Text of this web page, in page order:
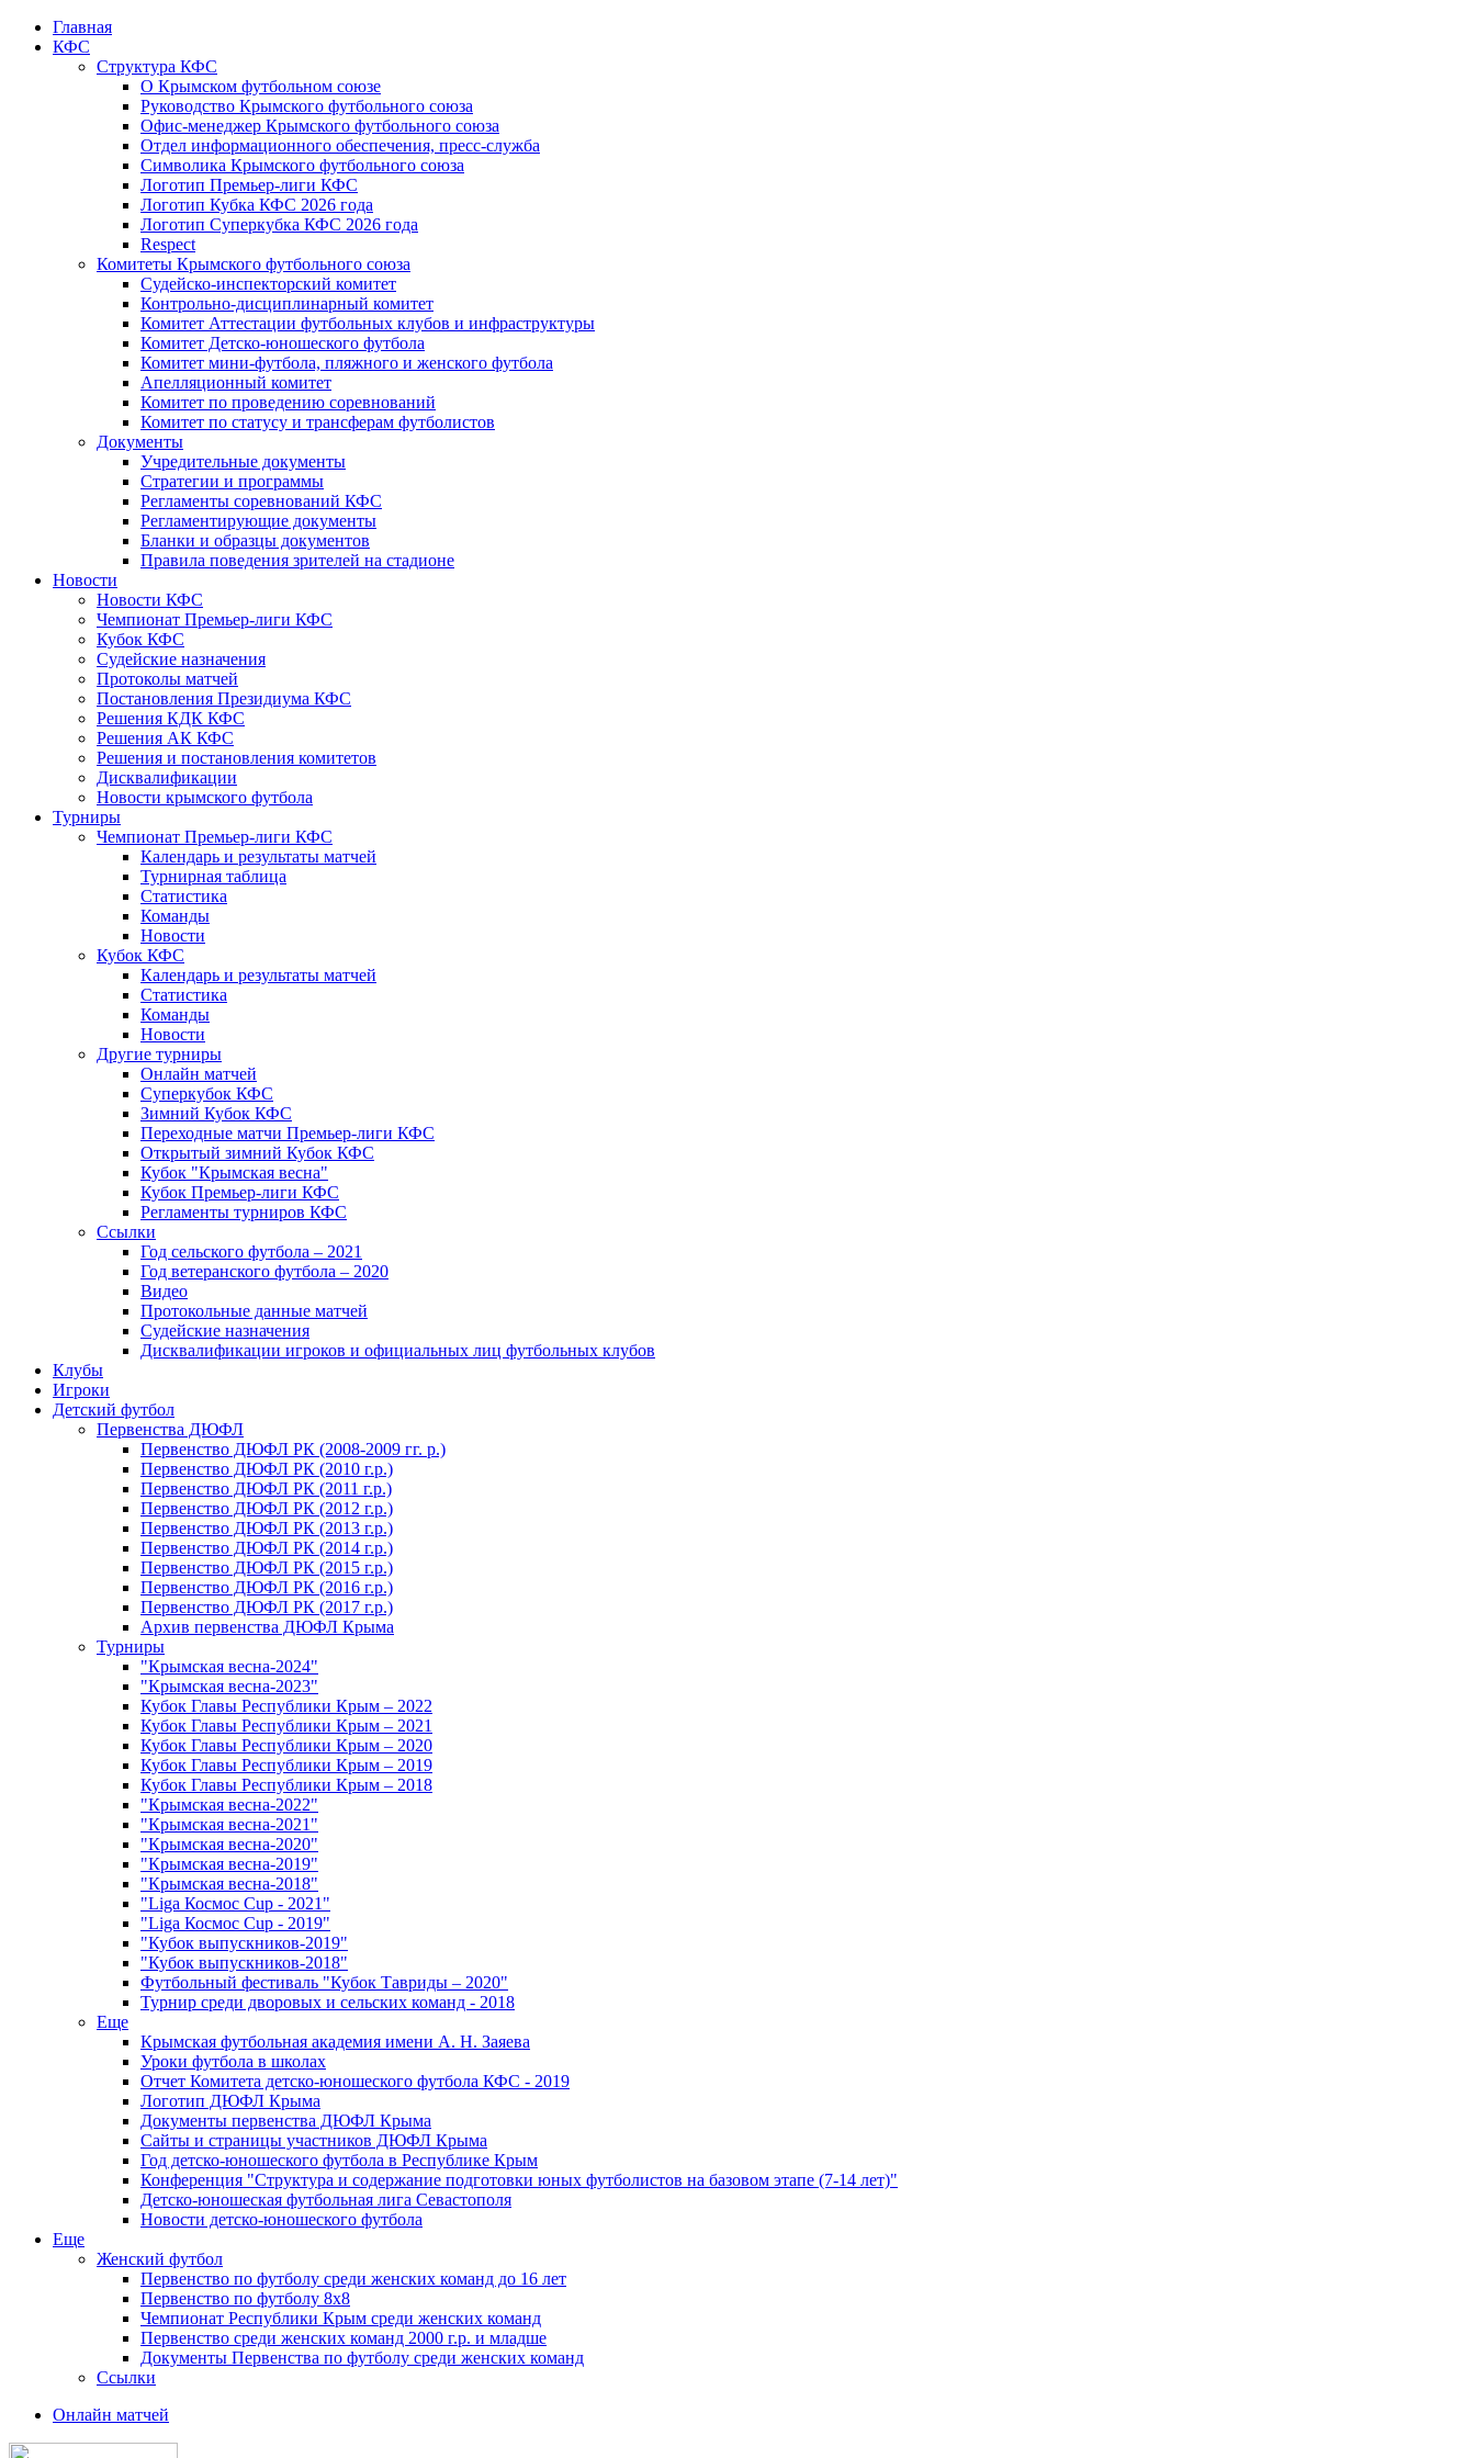
Главная
КФС
Структура КФС
О Крымском футбольном союзе
Руководство Крымского футбольного союза
Офис-менеджер Крымского футбольного союза
Отдел информационного обеспечения, пресс-служба
Символика Крымского футбольного союза
Логотип Премьер-лиги КФС
Логотип Кубка КФС 2026 года
Логотип Суперкубка КФС 2026 года
Respect
Комитеты Крымского футбольного союза
Судейско-инспекторский комитет
Контрольно-дисциплинарный комитет
Комитет Аттестации футбольных клубов и инфраструктуры
Комитет Детско-юношеского футбола
Комитет мини-футбола, пляжного и женского футбола
Апелляционный комитет
Комитет по проведению соревнований
Комитет по статусу и трансферам футболистов
Документы
Учредительные документы
Стратегии и программы
Регламенты соревнований КФС
Регламентирующие документы
Бланки и образцы документов
Правила поведения зрителей на стадионе
Новости
Новости КФС
Чемпионат Премьер-лиги КФС
Кубок КФС
Судейские назначения
Протоколы матчей
Постановления Президиума КФС
Решения КДК КФС
Решения АК КФС
Решения и постановления комитетов
Дисквалификации
Новости крымского футбола
Турниры
Чемпионат Премьер-лиги КФС
Календарь и результаты матчей
Турнирная таблица
Статистика
Команды
Новости
Кубок КФС
Календарь и результаты матчей
Статистика
Команды
Новости
Другие турниры
Онлайн матчей
Суперкубок КФС
Зимний Кубок КФС
Переходные матчи Премьер-лиги КФС
Открытый зимний Кубок КФС
Кубок "Крымская весна"
Кубок Премьер-лиги КФС
Регламенты турниров КФС
Ссылки
Год сельского футбола – 2021
Год ветеранского футбола – 2020
Видео
Протокольные данные матчей
Судейские назначения
Дисквалификации игроков и официальных лиц футбольных клубов
Клубы
Игроки
Детский футбол
Первенства ДЮФЛ
Первенство ДЮФЛ РК (2008-2009 гг. р.)
Первенство ДЮФЛ РК (2010 г.р.)
Первенство ДЮФЛ РК (2011 г.р.)
Первенство ДЮФЛ РК (2012 г.р.)
Первенство ДЮФЛ РК (2013 г.р.)
Первенство ДЮФЛ РК (2014 г.р.)
Первенство ДЮФЛ РК (2015 г.р.)
Первенство ДЮФЛ РК (2016 г.р.)
Первенство ДЮФЛ РК (2017 г.р.)
Архив первенства ДЮФЛ Крыма
Турниры
"Крымская весна-2024"
"Крымская весна-2023"
Кубок Главы Республики Крым – 2022
Кубок Главы Республики Крым – 2021
Кубок Главы Республики Крым – 2020
Кубок Главы Республики Крым – 2019
Кубок Главы Республики Крым – 2018
"Крымская весна-2022"
"Крымская весна-2021"
"Крымская весна-2020"
"Крымская весна-2019"
"Крымская весна-2018"
"Liga Космос Cup - 2021"
"Liga Космос Cup - 2019"
"Кубок выпускников-2019"
"Кубок выпускников-2018"
Футбольный фестиваль "Кубок Тавриды – 2020"
Турнир среди дворовых и сельских команд - 2018
Еще
Крымская футбольная академия имени А. Н. Заяева
Уроки футбола в школах
Отчет Комитета детско-юношеского футбола КФС - 2019
Логотип ДЮФЛ Крыма
Документы первенства ДЮФЛ Крыма
Сайты и страницы участников ДЮФЛ Крыма
Год детско-юношеского футбола в Республике Крым
Конференция "Структура и содержание подготовки юных футболистов на базовом этапе (7-14 лет)"
Детско-юношеская футбольная лига Севастополя
Новости детско-юношеского футбола
Еще
Женский футбол
Первенство по футболу среди женских команд до 16 лет
Первенство по футболу 8х8
Чемпионат Республики Крым среди женских команд
Первенство среди женских команд 2000 г.р. и младше
Документы Первенства по футболу среди женских команд
Ссылки
Онлайн матчей